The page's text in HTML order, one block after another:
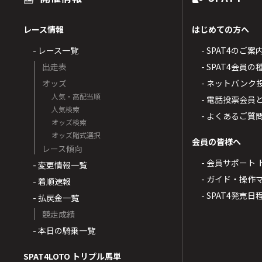
レース情報
- レース一覧
出走表
オッズ
人気・高配当順
人気検索
オッズ検索
オッズ賭式選択
レース傾向
- 変更情報一覧
- 着順速報
- 払戻金一覧
競走成績
- 本日の騎乗一覧
SPAT4LOTO トリプル馬単
はじめての方へ
- SPAT4のご案
- SPAT4会員の
- ネットバンク
- 電話投票会員
- よくあるご質
会員の皆様へ
- 会員サポート
- ガイド・操作
- SPAT4発売日